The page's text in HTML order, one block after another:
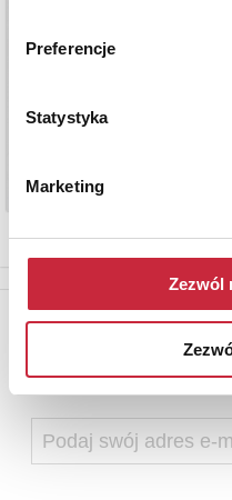
Preferencje
Statystyka
Marketing
Zezwól
Aby otrzymywać informacje